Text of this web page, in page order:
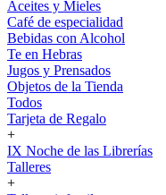
Aceites y Mieles
Café de especialidad
Bebidas con Alcohol
Te en Hebras
Jugos y Prensados
Objetos de la Tienda
Todos
Tarjeta de Regalo
+
IX Noche de las Librerías
Talleres
+